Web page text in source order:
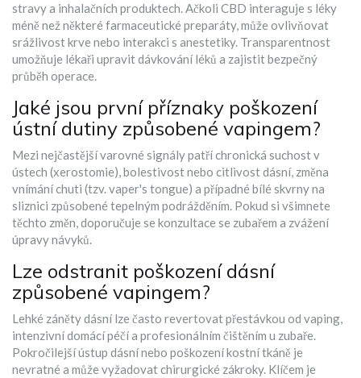
stravy a inhalačních produktech. Ačkoli CBD interaguje s léky
méně než některé farmaceutické preparáty, může ovlivňovat
srážlivost krve nebo interakci s anestetiky. Transparentnost
umožňuje lékaři upravit dávkování léků a zajistit bezpečný
průběh operace.
Jaké jsou první příznaky poškození
ústní dutiny způsobené vapingem?
Mezi nejčastější varovné signály patří chronická suchost v
ústech (xerostomie), bolestivost nebo citlivost dásní, změna
vnímání chuti (tzv. vaper's tongue) a případné bílé skvrny na
sliznici způsobené tepelným podrážděním. Pokud si všimnete
těchto změn, doporučuje se konzultace se zubařem a zvážení
úpravy návyků.
Lze odstranit poškození dásní
způsobené vapingem?
Lehké záněty dásní lze často revertovat přestávkou od vaping,
intenzivní domácí péčí a profesionálním čištěním u zubaře.
Pokročilejší ústup dásní nebo poškození kostní tkáně je
nevratné a může vyžadovat chirurgické zákroky. Klíčem je